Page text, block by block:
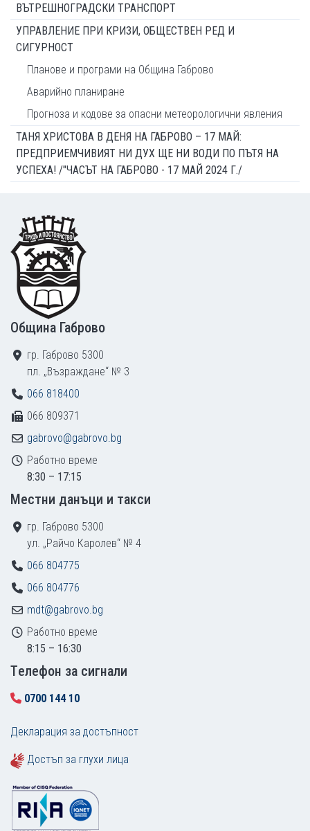
ВЪТРЕШНОГРАДСКИ ТРАНСПОРТ
УПРАВЛЕНИЕ ПРИ КРИЗИ, ОБЩЕСТВЕН РЕД И
СИГУРНОСТ
Планове и програми на Община Габрово
Аварийно планиране
Прогноза и кодове за опасни метеорологични явления
ТАНЯ ХРИСТОВА В ДЕНЯ НА ГАБРОВО – 17 МАЙ:
ПРЕДПРИЕМЧИВИЯТ НИ ДУХ ЩЕ НИ ВОДИ ПО ПЪТЯ НА
УСПЕХА! /"ЧАСЪТ НА ГАБРОВО - 17 МАЙ 2024 Г./
Footer
Община Габрово
гр. Габрово 5300
пл. „Възраждане“ № 3
066 818400
066 809371
gabrovo@gabrovo.bg
Работно време
8:30 – 17:15
Местни данъци и такси
гр. Габрово 5300
ул. „Райчо Каролев“ № 4
066 804775
066 804776
mdt@gabrovo.bg
Работно време
8:15 – 16:30
Tелефон за сигнали
0700 144 10
Декларация за достъпност
Достъп за глухи лица